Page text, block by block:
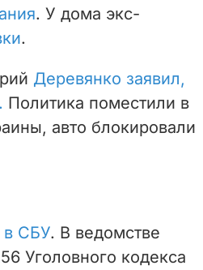
. У дома экс-
.
Деревянко заявил,
Политика поместили в
авто блокировали
в СБУ. В ведомстве
Уголовного кодекса